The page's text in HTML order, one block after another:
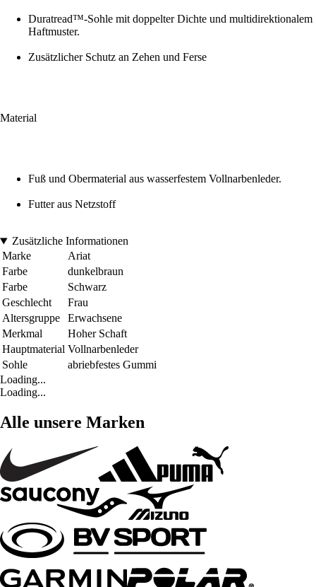
Duratread™-Sohle mit doppelter Dichte und multidirektionalem
Haftmuster.
Zusätzlicher Schutz an Zehen und Ferse
Material
Fuß und Obermaterial aus wasserfestem Vollnarbenleder.
Futter aus Netzstoff
Zusätzliche Informationen
Marke
Ariat
Farbe
dunkelbraun
Farbe
Schwarz
Geschlecht
Frau
Altersgruppe
Erwachsene
Merkmal
Hoher Schaft
Hauptmaterial Vollnarbenleder
Sohle
abriebfestes Gummi
Loading...
Loading...
Alle unsere Marken